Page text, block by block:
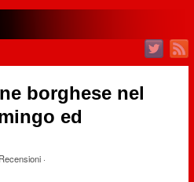
borghese nel
ed
Recensioni·